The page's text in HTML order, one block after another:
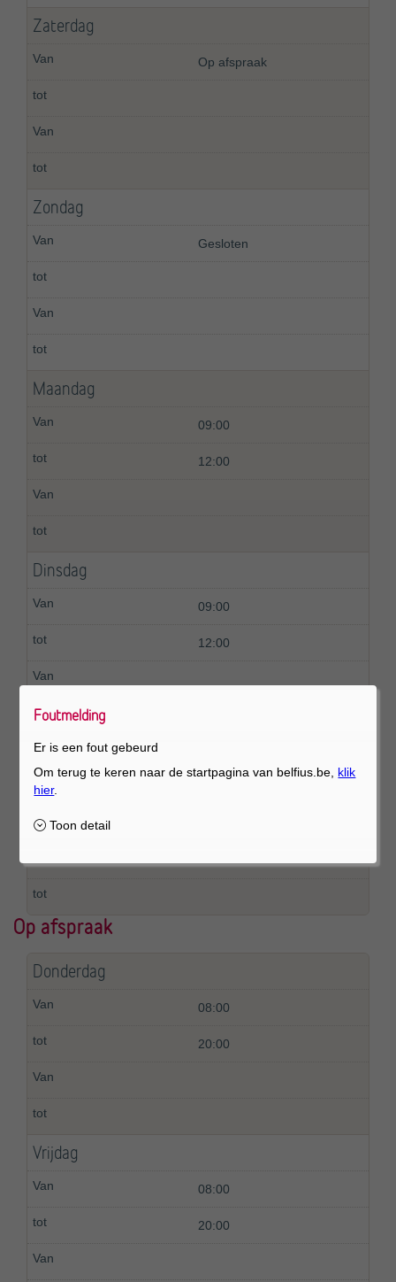
Zaterdag
Op afspraak
Zondag
Gesloten
Maandag
09:00
12:00
Dinsdag
09:00
12:00
Woensdag
Op afspraak
Donderdag
08:00
20:00
Vrijdag
08:00
20:00
Foutmelding
Er is een fout gebeurd